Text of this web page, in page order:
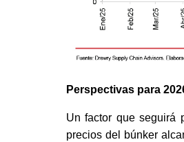
Perspectivas para
Un factor que seguirá
precios del búnker